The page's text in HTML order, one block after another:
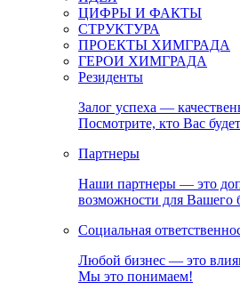
ЦИФРЫ И ФАКТЫ
СТРУКТУРА
ПРОЕКТЫ ХИМГРАДА
ГЕРОИ ХИМГРАДА
Резиденты
Залог успеха —
Посмотрите, кто Вас
Партнеры
Наши партнеры — это
возможности для Вашего
Социальная
Любой бизнес — это
Мы это понимаем!